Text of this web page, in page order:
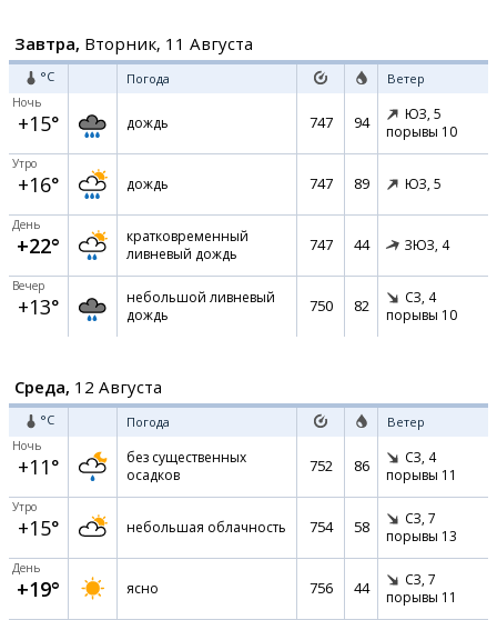
Завтра, Вторник, 11 Августа
°C Погода Ветер
Ночь
+15° дождь 747 94 ЮЗ, 5
порывы 10
Утро
+16° дождь 747 89 ЮЗ, 5
День
+22°
кратковременный
ливневый дождь
747 44 ЗЮЗ, 4
Вечер
+13°
небольшой ливневый
дождь
750 82 СЗ, 4
порывы 10
Среда, 12 Августа
°C Погода Ветер
Ночь
+11°
без существенных
осадков
752 86 СЗ, 4
порывы 11
Утро
+15° небольшая облачность 754 58 СЗ, 7
порывы 13
День
+19° ясно 756 44 СЗ, 7
порывы 11